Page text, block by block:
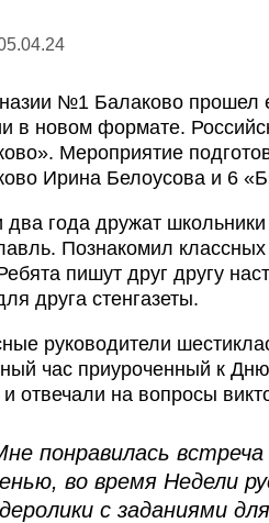
№1 Балаково прошел
в новом формате.
Мероприятие
Ирина Белоусова и 6
два года дружат
Познакомил
пишут друг другу
друга стенгазеты.
руководители
час приуроченный к
и отвечали на вопросы
понравилась
во время Недели
с заданиями